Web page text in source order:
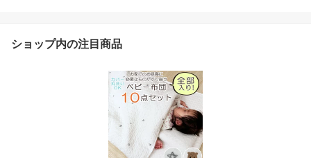
ショップ内の注目商品